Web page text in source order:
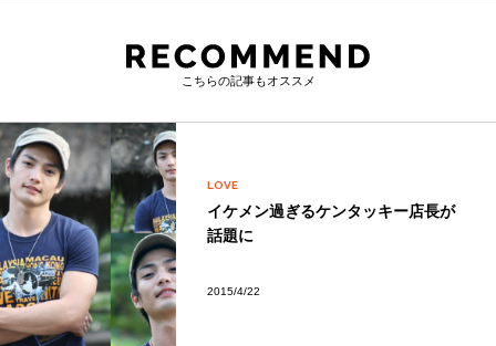
こちらの記事もオススメ
LOVE
イケメン過ぎるケンタッキー店長が
話題に
2015/4/22